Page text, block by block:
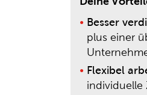
Besser
plus einer
Flexibel
individuelle